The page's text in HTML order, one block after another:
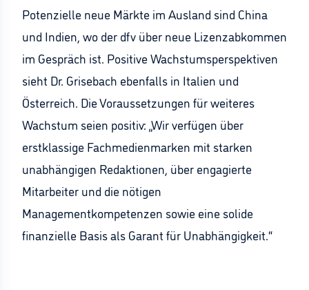
Potenzielle neue Märkte im Ausland sind China
und Indien, wo der dfv über neue Lizenzabkommen
im Gespräch ist. Positive Wachstumsperspektiven
sieht Dr. Grisebach ebenfalls in Italien und
Österreich. Die Voraussetzungen für weiteres
Wachstum seien positiv: „Wir verfügen über
erstklassige Fachmedienmarken mit starken
unabhängigen Redaktionen, über engagierte
Mitarbeiter und die nötigen
Managementkompetenzen sowie eine solide
finanzielle Basis als Garant für Unabhängigkeit.“